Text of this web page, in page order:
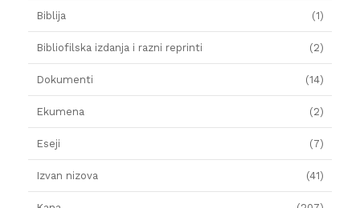
Biblija (1)
Bibliofilska izdanja i razni reprinti (2)
Dokumenti (14)
Ekumena (2)
Eseji (7)
Izvan nizova (41)